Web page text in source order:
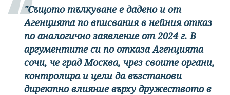
"Същото тълкуване е дадено и от
Агенцията по вписвания в нейния отказ
по аналогично заявление от 2024 г. В
аргументите си по отказа Агенцията
сочи, че град Москва, чрез своите органи,
контролира и цели да възстанови
директно влияние върху дружеството в